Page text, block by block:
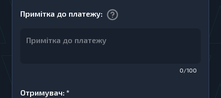
Примітка до платежу:
0/100
Отримувач: *